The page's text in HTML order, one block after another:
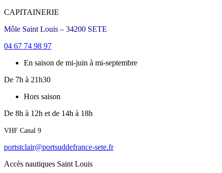
CAPITAINERIE
Môle Saint Louis – 34200 SETE
04 67 74 98 97
En saison de mi-juin à mi-septembre
De 7h à 21h30
Hors saison
De 8h à 12h et de 14h à 18h
VHF Canal 9
portstclair@portsuddefrance-sete.fr
Accès nautiques Saint Louis